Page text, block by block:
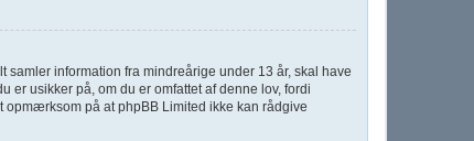
samler information fra mindreårige under 13 år, skal have
usikker på, om du er omfattet af denne lov, fordi
på at phpBB Limited ikke kan rådgive